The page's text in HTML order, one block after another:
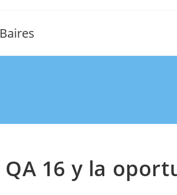
QA 16 y la